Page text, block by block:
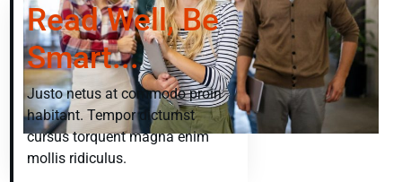
Read Well, Be
Smart...
Justo netus at commodo proin
habitant. Tempor dictumst
cursus torquent magna enim
mollis ridiculus.